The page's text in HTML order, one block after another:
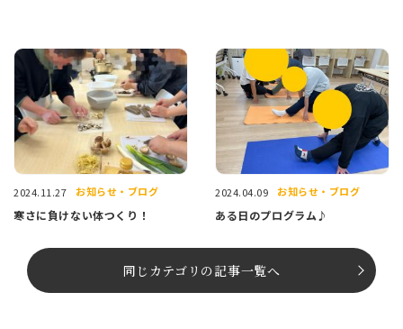
2024.11.27 お知らせ・ブログ
寒さに負けない体つくり！
2024.04.09 お知らせ・ブログ
ある日のプログラム♪
同じカテゴリの記事⼀覧へ